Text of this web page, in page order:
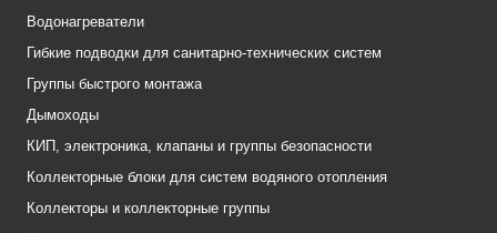
Водонагреватели
Гибкие подводки для санитарно-технических систем
Группы быстрого монтажа
Дымоходы
КИП, электроника, клапаны и группы безопасности
Коллекторные блоки для систем водяного отопления
Коллекторы и коллекторные группы